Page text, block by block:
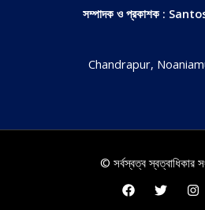
সম্পাদক ও প্রকাশক :
Chandrapur,
© সর্বস্বত্ব স্বত্বাধিকার